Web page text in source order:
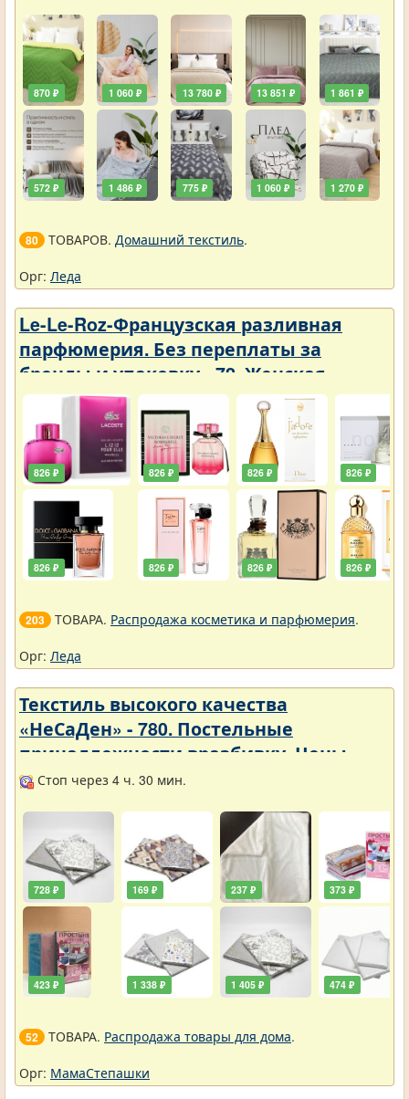
870 ₽
572 ₽
1 060 ₽
1 486 ₽
13 780 ₽
775 ₽
13 851 ₽
1 060 ₽
1 861 ₽
1 270 ₽
80 ТОВАРОВ. Домашний текстиль.
Орг: Леда
Le-Le-Roz-Французская разливная
парфюмерия. Без переплаты за
бренды и упаковку - 72. Женская -
Парфюмерия с фиксатором 50 ml
826 ₽
826 ₽
826 ₽
826 ₽
826 ₽
826 ₽
826 ₽
826 ₽
203 ТОВАРА. Распродажа косметика и парфюмерия.
Орг: Леда
Текстиль высокого качества
«НеСаДен» - 780. Постельные
принадлежности вразбивку. Цены
упали
Стоп через 4 ч. 30 мин.
728 ₽
423 ₽
169 ₽
1 338 ₽
237 ₽
1 405 ₽
373 ₽
474 ₽
52 ТОВАРА. Распродажа товары для дома.
Орг: МамаСтепашки